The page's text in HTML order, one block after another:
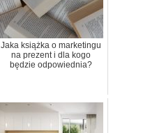
Jaka książka o marketingu
na prezent i dla kogo
będzie odpowiednia?